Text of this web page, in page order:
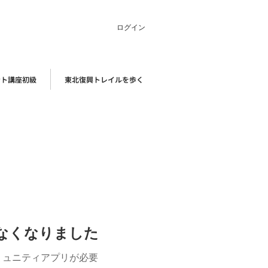
ログイン
講座初級 東北復興トレイルを歩く
くなりました
ニティアプリが必要